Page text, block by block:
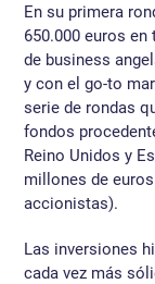
En su primera
650.000 euros
de business
y con el go-to
serie de rondas
fondos
Reino Unidos y
millones de
accionistas).
Las inversiones
cada vez más